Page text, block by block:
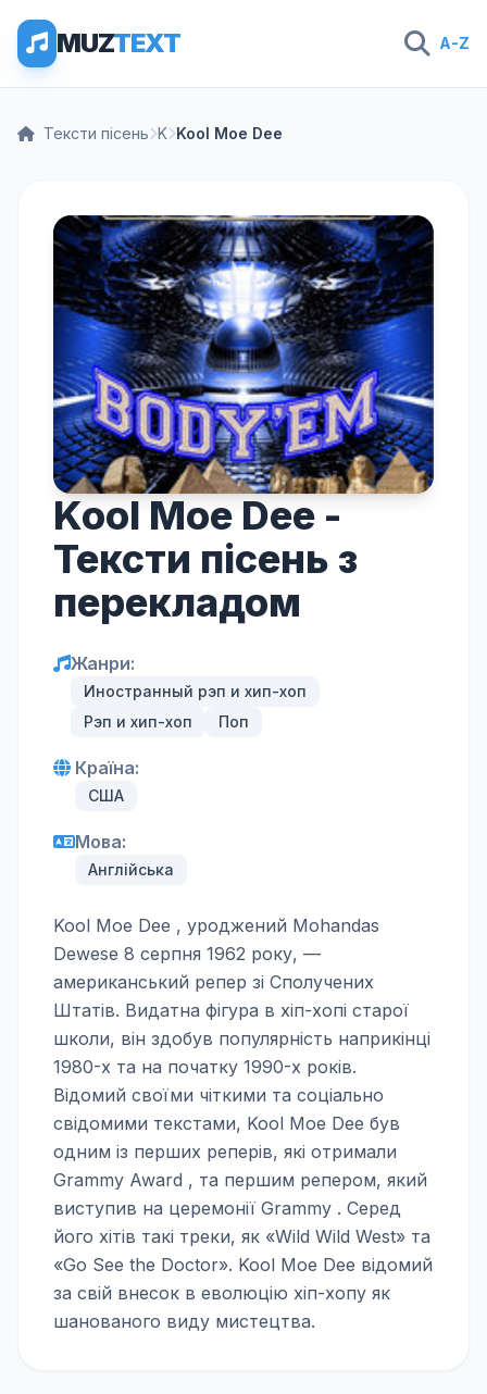
MUZTEXT A-Z
Тексти пісень K Kool Moe Dee
Kool Moe Dee -
Тексти пісень з
перекладом
Жанри:
Иностранный рэп и хип-хоп
Рэп и хип-хоп
Поп
Країна:
США
Мова:
Англійська
Kool Moe Dee , уроджений Mohandas
Dewese 8 серпня 1962 року, —
американський репер зі Сполучених
Штатів. Видатна фігура в хіп-хопі старої
школи, він здобув популярність наприкінці
1980-х та на початку 1990-х років.
Відомий своїми чіткими та соціально
свідомими текстами, Kool Moe Dee був
одним із перших реперів, які отримали
Grammy Award , та першим репером, який
виступив на церемонії Grammy . Серед
його хітів такі треки, як «Wild Wild West» та
«Go See the Doctor». Kool Moe Dee відомий
за свій внесок в еволюцію хіп-хопу як
шанованого виду мистецтва.